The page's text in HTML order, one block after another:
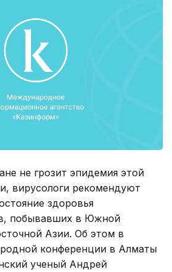
не грозит эпидемия этой
вирусологи рекомендуют
здоровья
побывавших в Южной
Азии. Об этом в
конференции в Алматы
ученый Андрей